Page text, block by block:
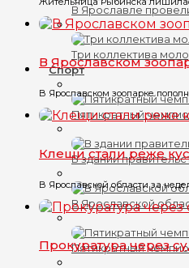
В Ярославле
Три коллектива
Спорт
Пятикратный
В здании
В Ярославской
Пятикратный
В Ярославском
В Ярославском зоопарке
Клещи стали реже
В Ярославской области за
Прокуратура через